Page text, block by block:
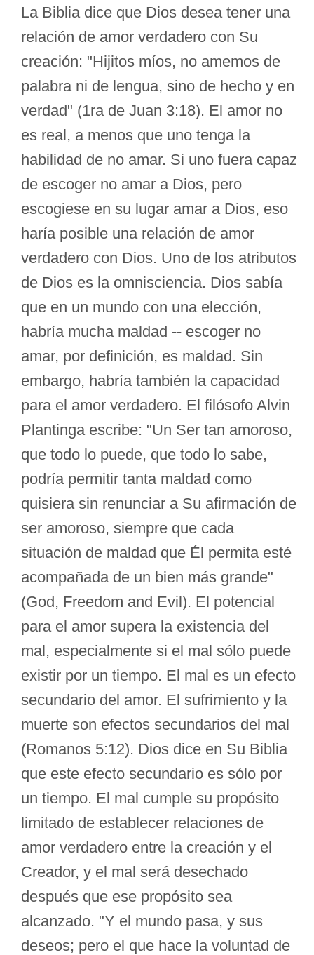
La Biblia dice que Dios desea tener una
relación de amor verdadero con Su
creación: "Hijitos míos, no amemos de
palabra ni de lengua, sino de hecho y en
verdad" (1ra de Juan 3:18). El amor no
es real, a menos que uno tenga la
habilidad de no amar. Si uno fuera capaz
de escoger no amar a Dios, pero
escogiese en su lugar amar a Dios, eso
haría posible una relación de amor
verdadero con Dios. Uno de los atributos
de Dios es la omnisciencia. Dios sabía
que en un mundo con una elección,
habría mucha maldad -- escoger no
amar, por definición, es maldad. Sin
embargo, habría también la capacidad
para el amor verdadero. El filósofo Alvin
Plantinga escribe: "Un Ser tan amoroso,
que todo lo puede, que todo lo sabe,
podría permitir tanta maldad como
quisiera sin renunciar a Su afirmación de
ser amoroso, siempre que cada
situación de maldad que Él permita esté
acompañada de un bien más grande"
(God, Freedom and Evil). El potencial
para el amor supera la existencia del
mal, especialmente si el mal sólo puede
existir por un tiempo. El mal es un efecto
secundario del amor. El sufrimiento y la
muerte son efectos secundarios del mal
(Romanos 5:12). Dios dice en Su Biblia
que este efecto secundario es sólo por
un tiempo. El mal cumple su propósito
limitado de establecer relaciones de
amor verdadero entre la creación y el
Creador, y el mal será desechado
después que ese propósito sea
alcanzado. "Y el mundo pasa, y sus
deseos; pero el que hace la voluntad de